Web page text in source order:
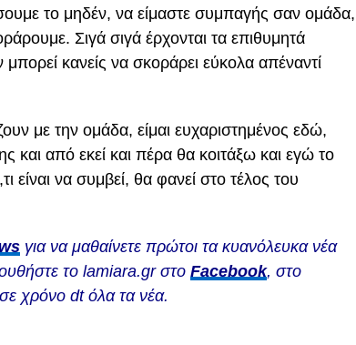
το μηδέν, να είμαστε συμπαγής σαν ομάδα,
Σιγά σιγά έρχονται τα επιθυμητά
κανείς να σκοράρει εύκολα απέναντί
με την ομάδα, είμαι ευχαριστημένος εδώ,
από εκεί και πέρα θα κοιτάξω και εγώ το
είναι να συμβεί, θα φανεί στο τέλος του
για να μαθαίνετε πρώτοι τα κυανόλευκα νέα
το lamiara.gr στο Facebook, στο
σε χρόνο dt όλα τα νέα.